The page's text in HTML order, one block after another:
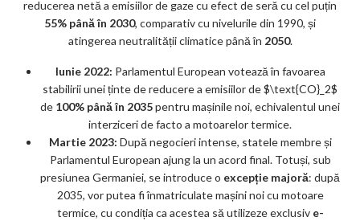
reducerea netă a emisiilor de gaze cu efect de seră cu cel puțin
55% până în 2030, comparativ cu nivelurile din 1990, și
atingerea neutralității climatice până în 2050.
Iunie 2022: Parlamentul European votează în favoarea
stabilirii unei ținte de reducere a emisiilor de $\text{CO}_2$
de 100% până în 2035pentru mașinile noi, echivalentul unei
interziceri de facto a motoarelor termice.
Martie 2023: După negocieri intense, statele membre și
Parlamentul European ajung la un acord final. Totuși, sub
presiunea Germaniei, se introduce o excepție majoră: după
2035, vor putea fi înmatriculate mașini noi cu motoare
termice, cu condiția ca acestea să utilizeze exclusiv e-